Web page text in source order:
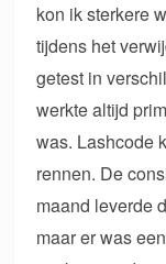
kon ik sterkere
tijdens het
getest in
werkte altijd
was. Lashcode
rennen. De
maand leverde
maar er was